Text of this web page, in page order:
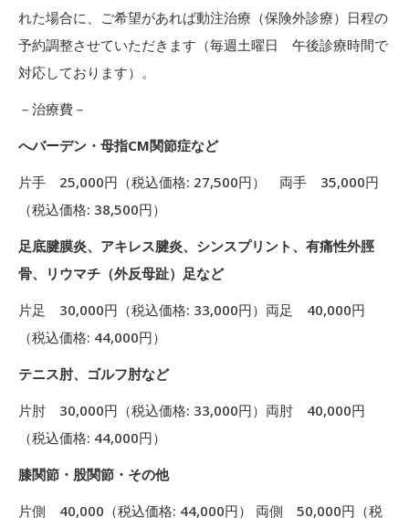
れた場合に、ご希望があれば動注治療（保険外診療）日程の
予約調整させていただきます（毎週土曜日 午後診療時間で
対応しております）。
－治療費－
へバーデン・母指CM関節症など
片手 25,000円（税込価格: 27,500円） 両手 35,000円
（税込価格: 38,500円）
足底腱膜炎、アキレス腱炎、シンスプリント、有痛性外脛
骨、リウマチ（外反母趾）足など
片足 30,000円（税込価格: 33,000円）両足 40,000円
（税込価格: 44,000円）
テニス肘、ゴルフ肘など
片肘 30,000円（税込価格: 33,000円）両肘 40,000円
（税込価格: 44,000円）
膝関節・股関節・その他
片側 40,000（税込価格: 44,000円） 両側 50,000円（税